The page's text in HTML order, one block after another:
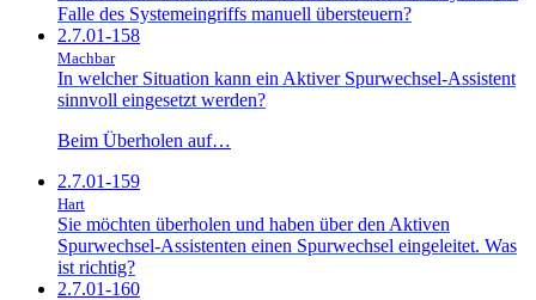
Falle des Systemeingriffs manuell übersteuern?
2.7.01-158
Machbar
In welcher Situation kann ein Aktiver Spurwechsel-Assistent
sinnvoll eingesetzt werden?
Beim Überholen auf…
2.7.01-159
Hart
Sie möchten überholen und haben über den Aktiven
Spurwechsel-Assistenten einen Spurwechsel eingeleitet. Was
ist richtig?
2.7.01-160